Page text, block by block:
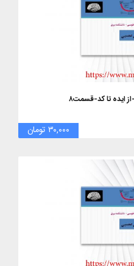
ایده تا کد-قسمت۸
۳۰,۰۰۰ تومان